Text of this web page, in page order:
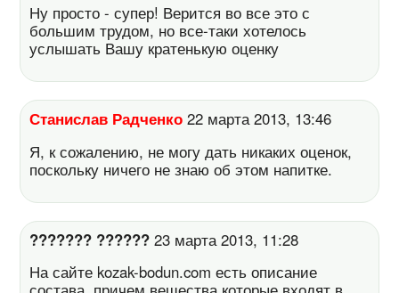
Ну просто - супер! Верится во все это с
большим трудом, но все-таки хотелось
услышать Вашу кратенькую оценку
Станислав Радченко 22 марта 2013, 13:46
Я, к сожалению, не могу дать никаких оценок,
поскольку ничего не знаю об этом напитке.
??????? ?????? 23 марта 2013, 11:28
На сайте kozak-bodun.com есть описание